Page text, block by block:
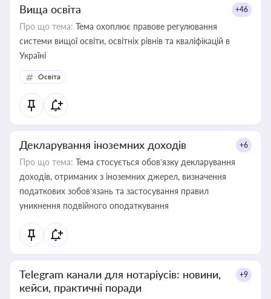
Вища освіта +46
Про що тема: Тема охоплює правове регулювання
системи вищої освіти, освітніх рівнів та кваліфікацій в
Україні
Освіта
Декларування іноземних доходів +6
Про що тема: Тема стосується обов’язку декларування
доходів, отриманих з іноземних джерел, визначення
податкових зобов’язань та застосування правил
уникнення подвійного оподаткування
Telegram канали для нотаріусів: новини,
кейси, практичні поради
+9